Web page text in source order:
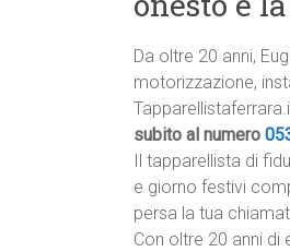
Da oltre 20 anni,
motorizzazione,
subito al numero
Il tapparellista di
e giorno festivi
persa la tua
Con oltre 20 anni